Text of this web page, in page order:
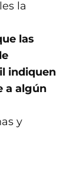
la
las
indiquen
a algún
y